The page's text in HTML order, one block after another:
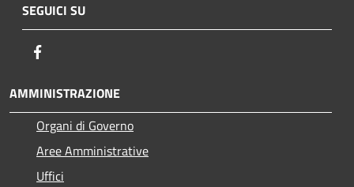
SEGUICI SU
AMMINISTRAZIONE
Organi di Governo
Aree Amministrative
Uffici